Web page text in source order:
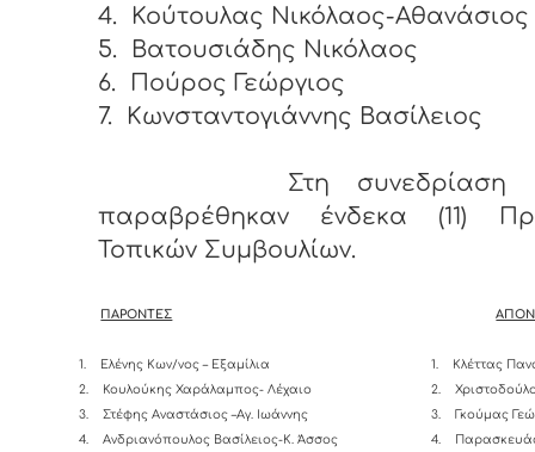
4.
Κούτουλας Νικόλαος-Αθανάσιος
5.
Βατουσιάδης Νικόλαος
6.
Πούρος Γεώργιος
7.
Κωνσταντογιάννης Βασίλειος
Στη συνεδρίαση
παραβρέθηκαν ένδεκα (11)
Τοπικών Συμβουλίων.
ΠΑΡΟΝΤΕΣ
1.
Ελένης Κων/νος – Εξαμίλια
2.
Κουλούκης Χαράλαμπος- Λέχαιο
3.
Στέφης Αναστάσιος –Αγ. Ιωάννης
4.
Ανδριανόπουλος Βασίλειος-K. Άσσος
1.
Κλέττας
2.
3.
Γκούμας
4.